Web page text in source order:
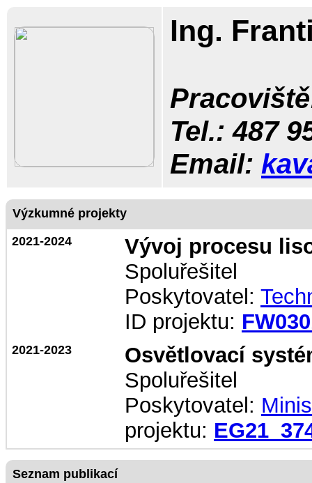
Ing.
Tel.:487
Email:
Výzkumné projekty
2021-2024
Vývoj procesu
Spoluřešitel
Poskytovatel:
ID projektu:
2021-2023
Osvětlovací
Spoluřešitel
Poskytovatel:
projektu:
Seznam publikací